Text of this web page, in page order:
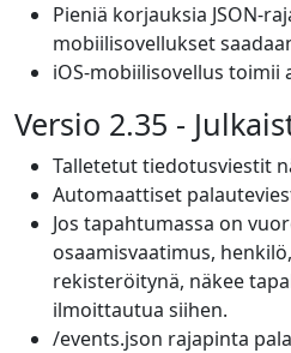
Pieniä korjauksia JSON-
mobiilisovellukset
iOS-mobiilisovellus
Versio 2.35 -
Talletetut tiedotusviestit
Automaattiset
Jos tapahtumassa on
osaamisvaatimus,
rekisteröitynä, näkee
ilmoittautua siihen.
/events.json rajapinta